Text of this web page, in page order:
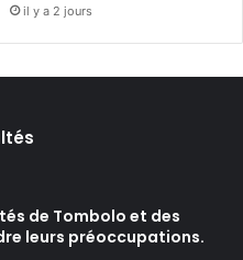
il y a 2 jours
de Tombolo et des
leurs préoccupations.